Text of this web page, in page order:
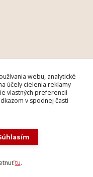
rychlo.sk
webu, analytické
účely cielenia reklamy
vlastných preferencií
v spodnej časti
tu.